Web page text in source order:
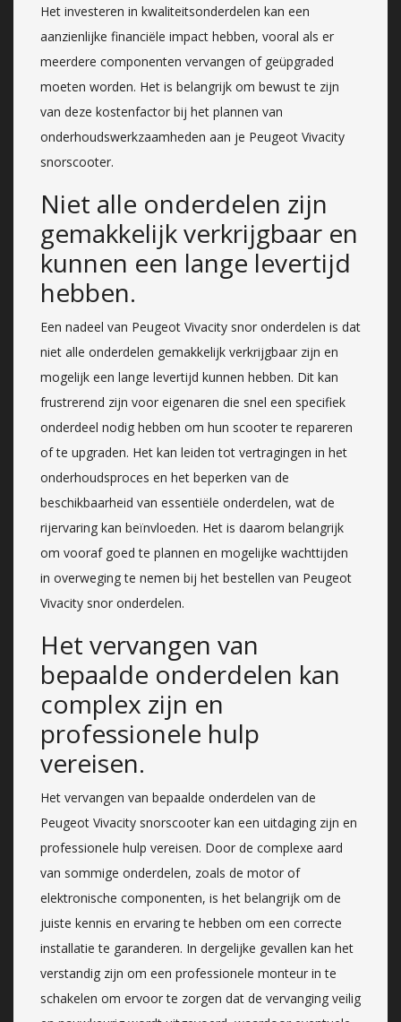
Het investeren in kwaliteitsonderdelen kan een
aanzienlijke financiële impact hebben, vooral als er
meerdere componenten vervangen of geüpgraded
moeten worden. Het is belangrijk om bewust te zijn
van deze kostenfactor bij het plannen van
onderhoudswerkzaamheden aan je Peugeot Vivacity
snorscooter.
Niet alle onderdelen zijn
gemakkelijk verkrijgbaar en
kunnen een lange levertijd
hebben.
Een nadeel van Peugeot Vivacity snor onderdelen is dat
niet alle onderdelen gemakkelijk verkrijgbaar zijn en
mogelijk een lange levertijd kunnen hebben. Dit kan
frustrerend zijn voor eigenaren die snel een specifiek
onderdeel nodig hebben om hun scooter te repareren
of te upgraden. Het kan leiden tot vertragingen in het
onderhoudsproces en het beperken van de
beschikbaarheid van essentiële onderdelen, wat de
rijervaring kan beïnvloeden. Het is daarom belangrijk
om vooraf goed te plannen en mogelijke wachttijden
in overweging te nemen bij het bestellen van Peugeot
Vivacity snor onderdelen.
Het vervangen van
bepaalde onderdelen kan
complex zijn en
professionele hulp
vereisen.
Het vervangen van bepaalde onderdelen van de
Peugeot Vivacity snorscooter kan een uitdaging zijn en
professionele hulp vereisen. Door de complexe aard
van sommige onderdelen, zoals de motor of
elektronische componenten, is het belangrijk om de
juiste kennis en ervaring te hebben om een correcte
installatie te garanderen. In dergelijke gevallen kan het
verstandig zijn om een professionele monteur in te
schakelen om ervoor te zorgen dat de vervanging veilig